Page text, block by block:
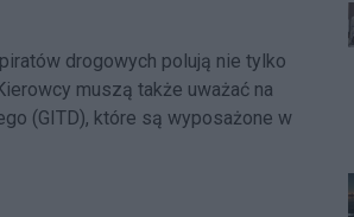
drogowych polują nie tylko
muszą także uważać na
(GITD), które są wyposażone w